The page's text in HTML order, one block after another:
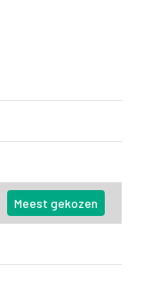
Meest gekozen